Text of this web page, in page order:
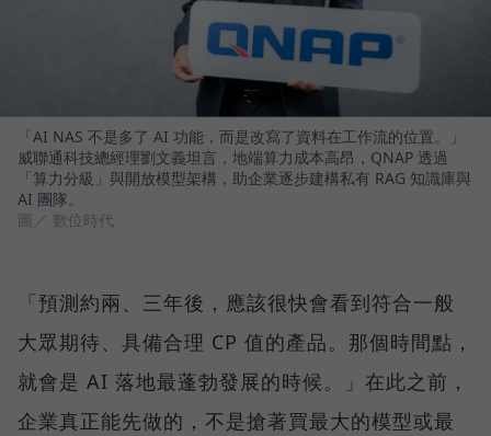
「AI NAS 不是多了 AI 功能，而是改寫了資料在工作流的位置。」
威聯通科技總經理劉文義坦言，地端算力成本高昂，QNAP 透過
「算力分級」與開放模型架構，助企業逐步建構私有 RAG 知識庫與
AI 團隊。
圖／ 數位時代
「預測約兩、三年後，應該很快會看到符合一般
大眾期待、具備合理 CP 值的產品。那個時間點，
就會是 AI 落地最蓬勃發展的時候。」在此之前，
企業真正能先做的，不是搶著買最大的模型或最